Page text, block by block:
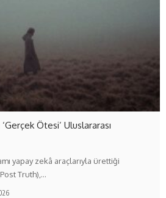
Ötesi’ Uluslararası
yapay zekâ araçlarıyla ürettiği
Truth),…